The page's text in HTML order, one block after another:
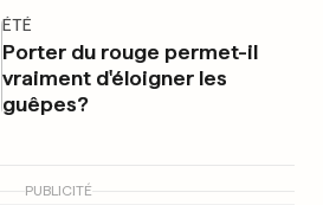
ÉTÉ
Porter du rouge permet-il
vraiment d'éloigner les
guêpes?
PUBLICITÉ